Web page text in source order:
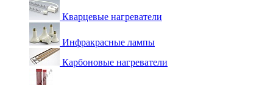
Кварцевые нагреватели
Инфракрасные лампы
Карбоновые нагреватели